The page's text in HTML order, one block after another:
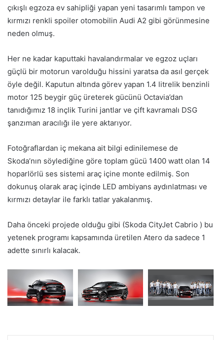
çıkışlı egzoza ev sahipliği yapan yeni tasarımlı tampon ve
kırmızı renkli spoiler otomobilin Audi A2 gibi görünmesine
neden olmuş.
Her ne kadar kaputtaki havalandırmalar ve egzoz uçları
güçlü bir motorun varolduğu hissini yaratsa da asıl gerçek
öyle değil. Kaputun altında görev yapan 1.4 litrelik benzinli
motor 125 beygir güç üreterek gücünü Octavia’dan
tanıdığımız 18 inçlik Turini jantlar ve çift kavramalı DSG
şanzıman aracılığı ile yere aktarıyor.
Fotoğraflardan iç mekana ait bilgi edinilemese de
Skoda’nın söylediğine göre toplam gücü 1400 watt olan 14
hoparlörlü ses sistemi araç içine monte edilmiş. Son
dokunuş olarak araç içinde LED ambiyans aydınlatması ve
kırmızı detaylar ile farklı tatlar yakalanmış.
Daha önceki projede olduğu gibi (Skoda CityJet Cabrio ) bu
yetenek programı kapsamında üretilen Atero da sadece 1
adette sınırlı kalacak.